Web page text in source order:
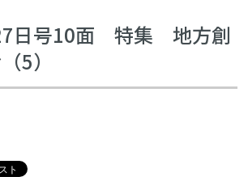
日号10面 特集 地方創
5）